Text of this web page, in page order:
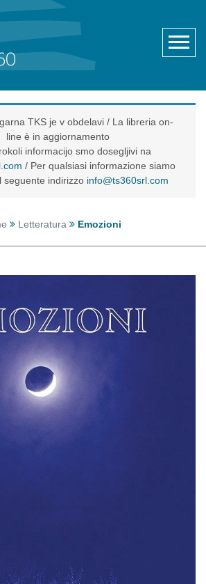
TKS je v obdelavi / La libreria on-
line è in aggiornamento
informacijo smo dosegljivi na
/ Per qualsiasi informazione siamo
seguente indirizzo info@ts360srl.com
Letteratura Emozioni